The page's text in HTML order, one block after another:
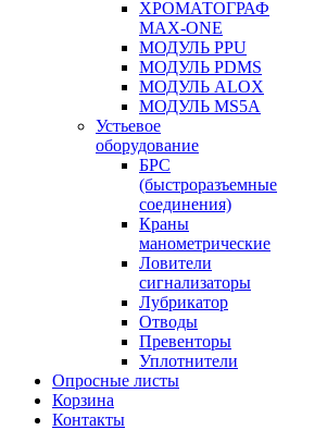
ХРОМАТОГРАФ
MAX-ONE
МОДУЛЬ PPU
МОДУЛЬ PDMS
МОДУЛЬ ALOX
МОДУЛЬ MS5A
Устьевое
оборудование
БРС
(быстроразъемные
соединения)
Краны
манометрические
Ловители
сигнализаторы
Лубрикатор
Отводы
Превенторы
Уплотнители
Опросные листы
Корзина
Контакты